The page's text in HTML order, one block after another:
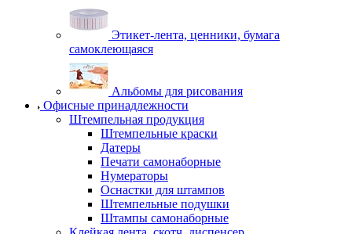
Этикет-лента, ценники, бумага
самоклеющаяся
Альбомы для рисования
Офисные принадлежности
Штемпельная продукция
Штемпельные краски
Датеры
Печати самонаборные
Нумераторы
Оснастки для штампов
Штемпельные подушки
Штампы самонаборные